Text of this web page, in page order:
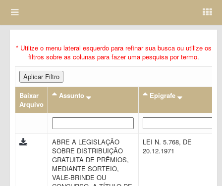
* Utilize o menu lateral esquerdo para refinar sua busca ou utilize os
filtros sobre as colunas para fazer uma pesquisa por termo.
Aplicar Filtro
Baixar
Arquivo
Assunto Epigrafe
ABRE A LEGISLAÇÃO
SOBRE DISTRIBUIÇÃO
GRATUITA DE PRÊMIOS,
MEDIANTE SORTEIO,
VALE-BRINDE OU
LEI N. 5.768, DE
20.12.1971